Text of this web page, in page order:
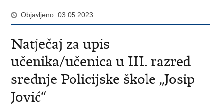
Objavljeno: 03.05.2023.
Natječaj za upis
učenika/učenica u III. razred
srednje Policijske škole „Josip
Jović“